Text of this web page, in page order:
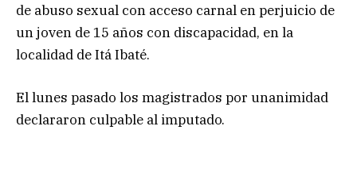
de abuso sexual con acceso carnal en perjuicio de
un joven de 15 años con discapacidad, en la
localidad de Itá Ibaté.
El lunes pasado los magistrados por unanimidad
declararon culpable al imputado.